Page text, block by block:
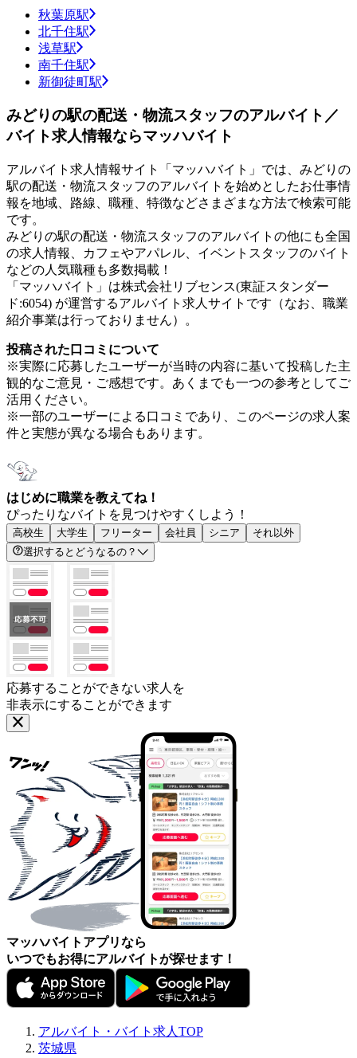
秋葉原駅
北千住駅
浅草駅
南千住駅
新御徒町駅
みどりの駅の配送・物流スタッフのアルバイト／
バイト求人情報ならマッハバイト
アルバイト求人情報サイト「マッハバイト」では、みどりの
駅の配送・物流スタッフのアルバイトを始めとしたお仕事情
報を地域、路線、職種、特徴などさまざまな方法で検索可能
です。
みどりの駅の配送・物流スタッフのアルバイトの他にも全国
の求人情報、カフェやアパレル、イベントスタッフのバイト
などの人気職種も多数掲載！
「マッハバイト」は株式会社リブセンス(東証スタンダー
ド:6054) が運営するアルバイト求人サイトです（なお、職業
紹介事業は行っておりません）。
投稿された口コミについて
※実際に応募したユーザーが当時の内容に基いて投稿した主
観的なご意見・ご感想です。あくまでも一つの参考としてご
活用ください。
※一部のユーザーによる口コミであり、このページの求人案
件と実態が異なる場合もあります。
はじめに職業を教えてね！
ぴったりなバイトを見つけやすくしよう！
高校生 大学生 フリーター 会社員 シニア
それ以外
選択するとどうなるの？
応募することができない求人を
非表示にすることができます
マッハバイトアプリなら
いつでもお得にアルバイトが探せます！
アルバイト・バイト求人TOP
茨城県